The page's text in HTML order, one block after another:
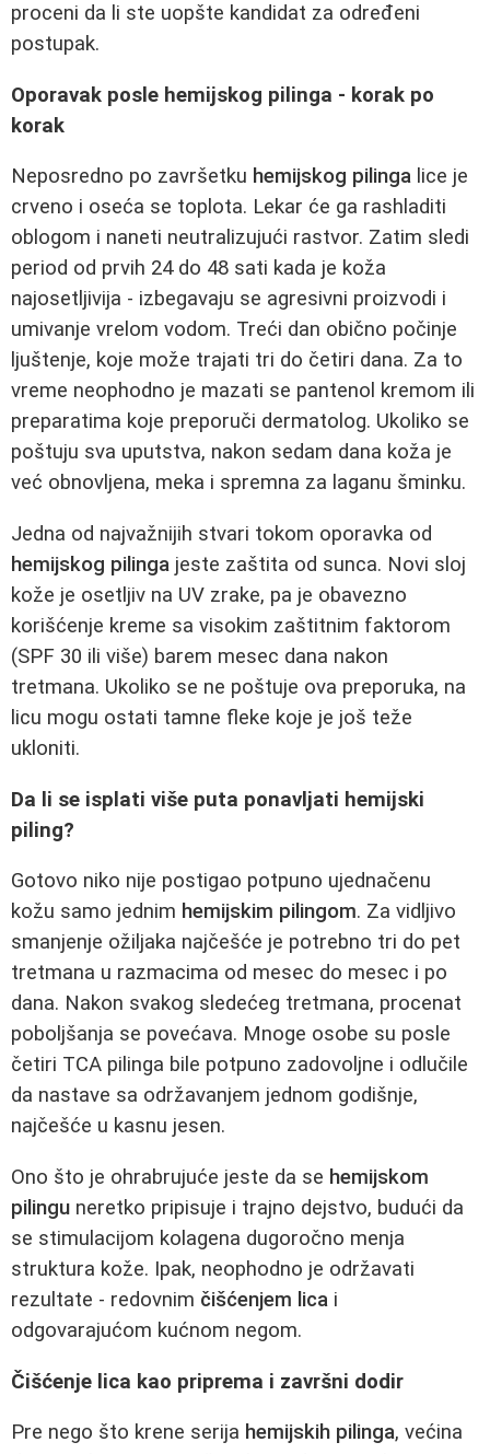
proceni da li ste uopšte kandidat za određeni
postupak.
Oporavak posle hemijskog pilinga - korak po
korak
Neposredno po završetku hemijskog pilinga lice je
crveno i oseća se toplota. Lekar će ga rashladiti
oblogom i naneti neutralizujući rastvor. Zatim sledi
period od prvih 24 do 48 sati kada je koža
najosetljivija - izbegavaju se agresivni proizvodi i
umivanje vrelom vodom. Treći dan obično počinje
ljuštenje, koje može trajati tri do četiri dana. Za to
vreme neophodno je mazati se pantenol kremom ili
preparatima koje preporuči dermatolog. Ukoliko se
poštuju sva uputstva, nakon sedam dana koža je
već obnovljena, meka i spremna za laganu šminku.
Jedna od najvažnijih stvari tokom oporavka od
hemijskog pilinga jeste zaštita od sunca. Novi sloj
kože je osetljiv na UV zrake, pa je obavezno
korišćenje kreme sa visokim zaštitnim faktorom
(SPF 30 ili više) barem mesec dana nakon
tretmana. Ukoliko se ne poštuje ova preporuka, na
licu mogu ostati tamne fleke koje je još teže
ukloniti.
Da li se isplati više puta ponavljati hemijski
piling?
Gotovo niko nije postigao potpuno ujednačenu
kožu samo jednim hemijskim pilingom. Za vidljivo
smanjenje ožiljaka najčešće je potrebno tri do pet
tretmana u razmacima od mesec do mesec i po
dana. Nakon svakog sledećeg tretmana, procenat
poboljšanja se povećava. Mnoge osobe su posle
četiri TCA pilinga bile potpuno zadovoljne i odlučile
da nastave sa održavanjem jednom godišnje,
najčešće u kasnu jesen.
Ono što je ohrabrujuće jeste da se hemijskom
pilingu neretko pripisuje i trajno dejstvo, budući da
se stimulacijom kolagena dugoročno menja
struktura kože. Ipak, neophodno je održavati
rezultate - redovnim čišćenjem lica i
odgovarajućom kućnom negom.
Čišćenje lica kao priprema i završni dodir
Pre nego što krene serija hemijskih pilinga, većina